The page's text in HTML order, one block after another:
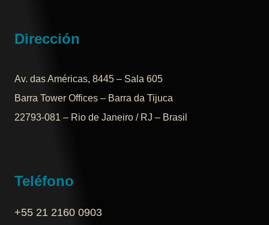
Dirección
Av. das Américas, 8445 – Sala 605
Barra Tower Offices – Barra da Tijuca
22793-081 – Rio de Janeiro / RJ – Brasil
Teléfono
+55 21 2160 0903‬